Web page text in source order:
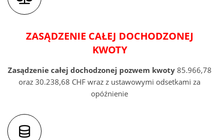
ZASĄDZENIE CAŁEJ DOCHODZONEJ
KWOTY
Zasądzenie całej dochodzonej pozwem kwoty85.966,78
oraz 30.238,68 CHF wraz z ustawowymi odsetkami za
opóźnienie